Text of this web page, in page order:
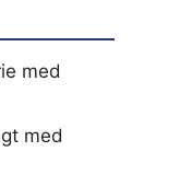
med
med